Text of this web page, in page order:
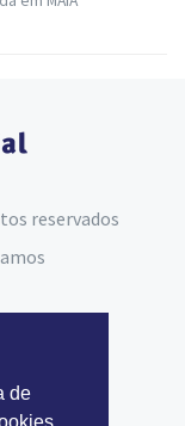
de
reservados